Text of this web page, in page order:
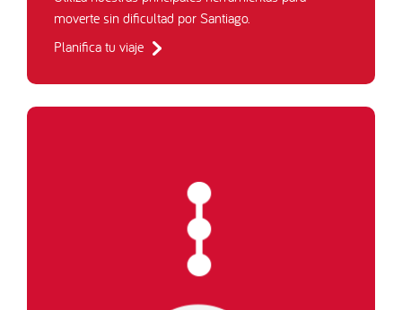
moverte sin dificultad por Santiago.
Planifica tu viaje